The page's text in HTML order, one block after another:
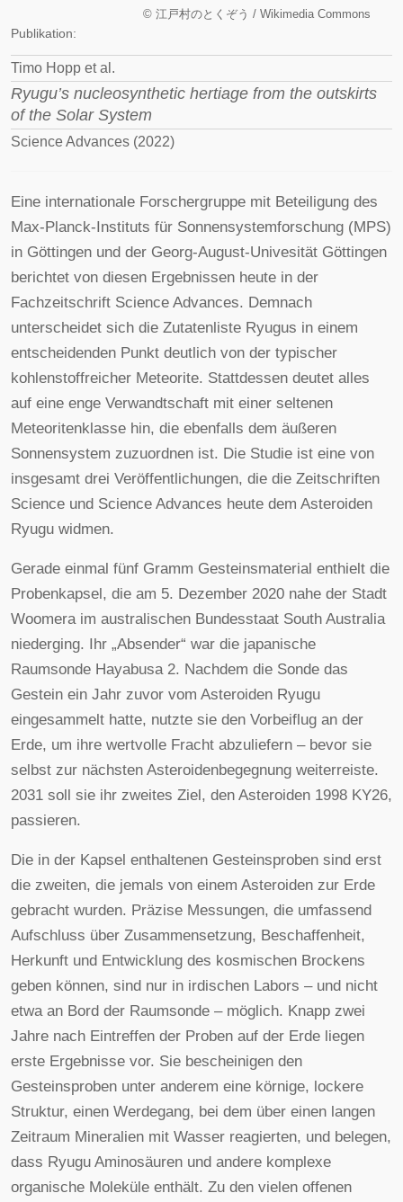
© 江戸村のとくぞう / Wikimedia Commons
Publikation:
Timo Hopp et al.
Ryugu’s nucleosynthetic hertiage from the outskirts
of the Solar System
Science Advances (2022)
Eine internationale Forschergruppe mit Beteiligung des
Max-Planck-Instituts für Sonnensystemforschung (MPS)
in Göttingen und der Georg-August-Univesität Göttingen
berichtet von diesen Ergebnissen heute in der
Fachzeitschrift Science Advances. Demnach
unterscheidet sich die Zutatenliste Ryugus in einem
entscheidenden Punkt deutlich von der typischer
kohlenstoffreicher Meteorite. Stattdessen deutet alles
auf eine enge Verwandtschaft mit einer seltenen
Meteoritenklasse hin, die ebenfalls dem äußeren
Sonnensystem zuzuordnen ist. Die Studie ist eine von
insgesamt drei Veröffentlichungen, die die Zeitschriften
Science und Science Advances heute dem Asteroiden
Ryugu widmen.
Gerade einmal fünf Gramm Gesteinsmaterial enthielt die
Probenkapsel, die am 5. Dezember 2020 nahe der Stadt
Woomera im australischen Bundesstaat South Australia
niederging. Ihr „Absender“ war die japanische
Raumsonde Hayabusa 2. Nachdem die Sonde das
Gestein ein Jahr zuvor vom Asteroiden Ryugu
eingesammelt hatte, nutzte sie den Vorbeiflug an der
Erde, um ihre wertvolle Fracht abzuliefern – bevor sie
selbst zur nächsten Asteroidenbegegnung weiterreiste.
2031 soll sie ihr zweites Ziel, den Asteroiden 1998 KY26,
passieren.
Die in der Kapsel enthaltenen Gesteinsproben sind erst
die zweiten, die jemals von einem Asteroiden zur Erde
gebracht wurden. Präzise Messungen, die umfassend
Aufschluss über Zusammensetzung, Beschaffenheit,
Herkunft und Entwicklung des kosmischen Brockens
geben können, sind nur in irdischen Labors – und nicht
etwa an Bord der Raumsonde – möglich. Knapp zwei
Jahre nach Eintreffen der Proben auf der Erde liegen
erste Ergebnisse vor. Sie bescheinigen den
Gesteinsproben unter anderem eine körnige, lockere
Struktur, einen Werdegang, bei dem über einen langen
Zeitraum Mineralien mit Wasser reagierten, und belegen,
dass Ryugu Aminosäuren und andere komplexe
organische Moleküle enthält. Zu den vielen offenen